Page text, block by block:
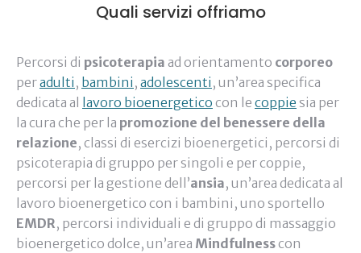
Quali servizi offriamo
Percorsi di psicoterapia ad orientamento corporeo
peradulti , bambini , adolescenti , un’area specifica
dedicata al
lavoro bioenergetico con le coppie sia per
la cura che per la promozione del benessere della
relazione, classi di esercizi bioenergetici, percorsi di
psicoterapia di gruppo per singoli e per coppie,
percorsi per la gestione dell’ansia, un’area dedicata al
lavoro bioenergetico con i bambini, uno sportello
EMDR, percorsi individuali e di gruppo di massaggio
bioenergetico dolce, un’area Mindfulnesscon